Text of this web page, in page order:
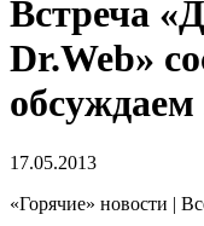
Встреча
Dr.Web»
обсуждаем
17.05.2013
«Горячие» новости |